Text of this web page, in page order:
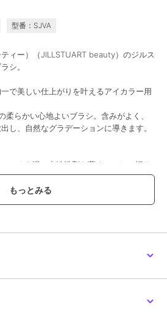
型番：SJVA
ィー）（JILLSTUART beauty）のジルス
シ。
で美しい仕上がりを叶えるアイカラー用
らかい心地よいブラシ。含みがよく、
し、自然なグラデーションに導きます。
ぬるま湯に中性洗剤を薄くとかして振り
乾いたタオルで水気をきり、毛先をとと
かしてください。